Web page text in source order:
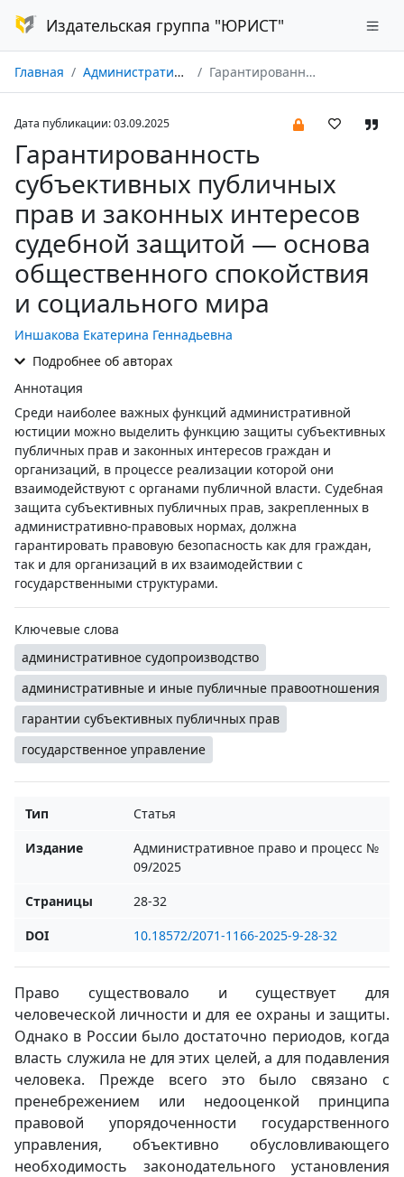
Издательская группа "ЮРИСТ"
Главная Административное право и процесс № 09/2025 Гарантированность субъективных публичных прав и законных интересов судебной защитой — основа общественного спокойствия и социального мира
Дата публикации: 03.09.2025
Гарантированность
субъективных публичных
прав и законных интересов
судебной защитой — основа
общественного спокойствия
и социального мира
Иншакова Екатерина Геннадьевна
Подробнее об авторах
Аннотация
Среди наиболее важных функций административной
юстиции можно выделить функцию защиты субъективных
публичных прав и законных интересов граждан и
организаций, в процессе реализации которой они
взаимодействуют с органами публичной власти. Судебная
защита субъективных публичных прав, закрепленных в
административно-правовых нормах, должна
гарантировать правовую безопасность как для граждан,
так и для организаций в их взаимодействии с
государственными структурами.
Ключевые слова
административное судопроизводство
административные и иные публичные правоотношения
гарантии субъективных публичных прав
государственное управление
Тип
Статья
Издание
Административное право и процесс №
09/2025
Страницы
28-32
DOI
10.18572/2071-1166-2025-9-28-32
Право существовало и существует для
человеческой личности и для ее охраны и защиты.
Однако в России было достаточно периодов, когда
власть служила не для этих целей, а для подавления
человека. Прежде всего это было связано с
пренебрежением или недооценкой принципа
правовой упорядоченности государственного
управления, объективно обусловливающего
необходимость законодательного установления